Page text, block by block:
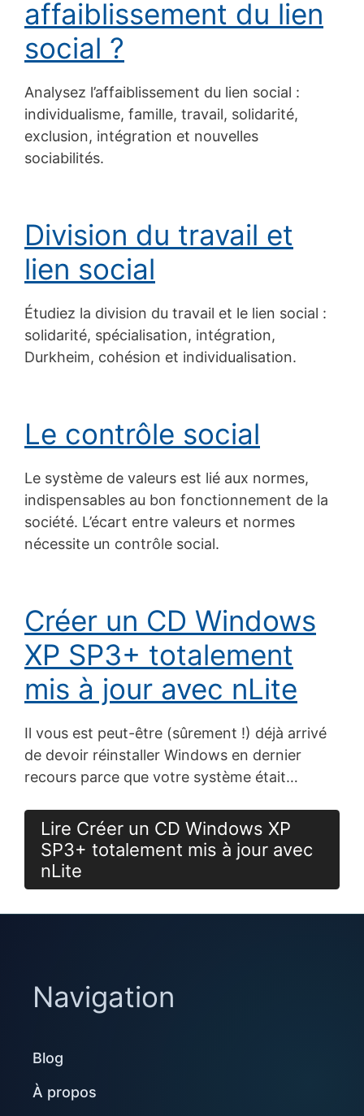
affaiblissement du lien
social ?
Analysez l’affaiblissement du lien social :
individualisme, famille, travail, solidarité,
exclusion, intégration et nouvelles
sociabilités.
Division du travail et
lien social
Étudiez la division du travail et le lien social :
solidarité, spécialisation, intégration,
Durkheim, cohésion et individualisation.
Le contrôle social
Le système de valeurs est lié aux normes,
indispensables au bon fonctionnement de la
société. L’écart entre valeurs et normes
nécessite un contrôle social.
Créer un CD Windows
XP SP3+ totalement
mis à jour avec nLite
Il vous est peut-être (sûrement !) déjà arrivé
de devoir réinstaller Windows en dernier
recours parce que votre système était…
Lire Créer un CD Windows XP
SP3+ totalement mis à jour avec
nLite
Navigation
Blog
À propos